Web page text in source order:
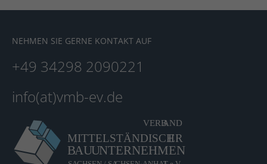
About us
adipiscing elit.
Aenean commodo ligula eget dolor. Aenean massa.
Cum sociis natoque penatibus et magnis dis
quam felis, ultricies nec.
NEHMEN SIE GERNE KONTAKT AUF
+49 34298 2090221
info(at)vmb-ev.de